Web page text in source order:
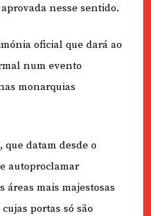
nesse sentido.
oficial que dará ao
num evento
monarquias
que datam desde o
autoproclamar
áreas mais majestosas
portas só são